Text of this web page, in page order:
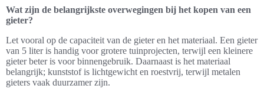
Wat zijn de belangrijkste overwegingen bij het kopen van een
gieter?
Let vooral op de capaciteit van de gieter en het materiaal. Een gieter
van 5 liter is handig voor grotere tuinprojecten, terwijl een kleinere
gieter beter is voor binnengebruik. Daarnaast is het materiaal
belangrijk; kunststof is lichtgewicht en roestvrij, terwijl metalen
gieters vaak duurzamer zijn.